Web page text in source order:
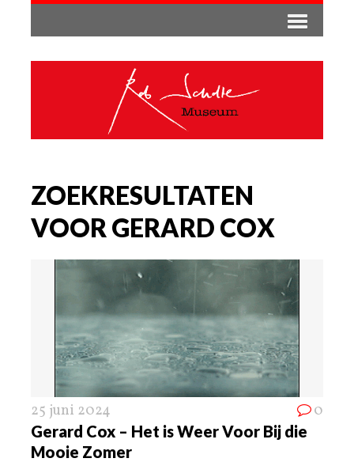
ZOEKRESULTATEN
VOOR GERARD COX
25 juni 2024 0
Gerard Cox – Het is Weer Voor Bij die
Mooie Zomer